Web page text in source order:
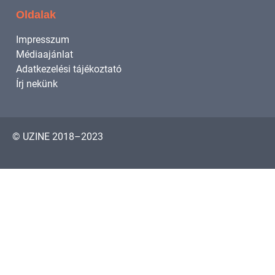
Oldalak
Impresszum
Médiaajánlat
Adatkezelési tájékoztató
Írj nekünk
© UZINE 2018–2023